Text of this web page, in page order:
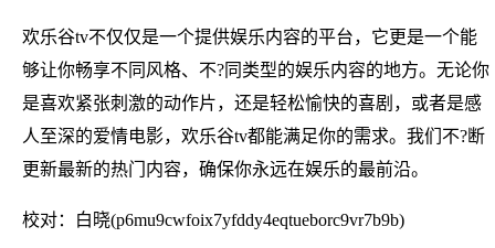
欢乐谷tv不仅仅是一个提供娱乐内容的平台，它更是一个能
够让你畅享不同风格、不?同类型的娱乐内容的地方。无论你
是喜欢紧张刺激的动作片，还是轻松愉快的喜剧，或者是感
人至深的爱情电影，欢乐谷tv都能满足你的需求。我们不?断
更新最新的热门内容，确保你永远在娱乐的最前沿。
校对：白晓(p6mu9cwfoix7yfddy4eqtueborc9vr7b9b)